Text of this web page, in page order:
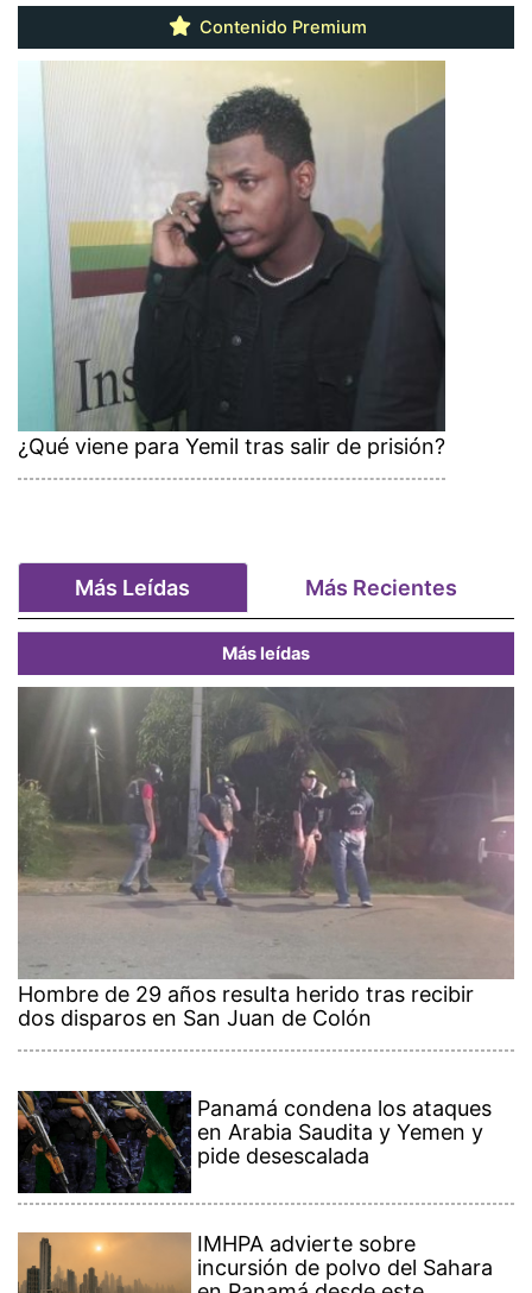
Contenido Premium
¿Qué viene para Yemil tras salir de prisión?
Más Leídas Más Recientes
Más leídas
Hombre de 29 años resulta herido tras recibir
dos disparos en San Juan de Colón
Panamá condena los ataques
en Arabia Saudita y Yemen y
pide desescalada
IMHPA advierte sobre
incursión de polvo del Sahara